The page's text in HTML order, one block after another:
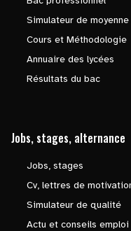
Simulateur de
Cours et Méthodologie
Annuaire des lycées
Résultats du bac
Jobs, stages, alternance
Jobs, stages
Cv, lettres de
Simulateur de qualité
Actu et conseils emploi